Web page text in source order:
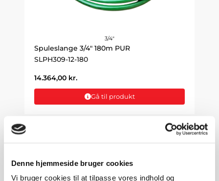
Denne hjemmeside bruger cookies
Vi bruger cookies til at tilpasse vores indhold og
3/4"
Spuleslange 3/4" 180m PUR
SLPH309-12-180
14.364,00 kr.
Gå til produkt